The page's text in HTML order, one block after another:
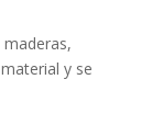
y se